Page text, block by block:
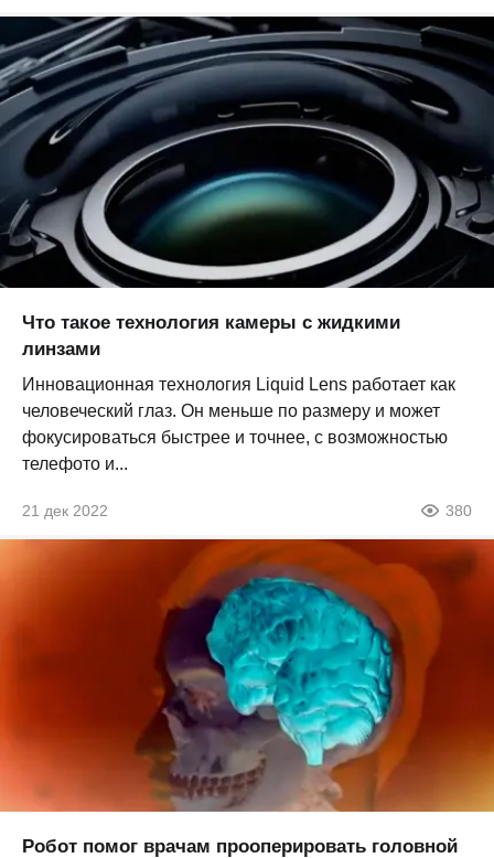
Что такое технология камеры с жидкими
линзами
Инновационная технология Liquid Lens работает как
человеческий глаз. Он меньше по размеру и может
фокусироваться быстрее и точнее, с возможностью
телефото и...
21 дек 2022 380
Робот помог врачам прооперировать головной